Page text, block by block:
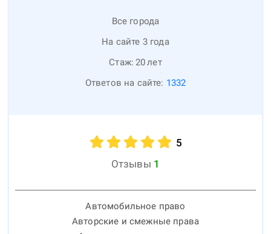
Все города
На сайте 3 года
Стаж: 20лет
Ответов на сайте: 1332
5
Отзывы 1
Автомобильное право
Авторские и смежные права